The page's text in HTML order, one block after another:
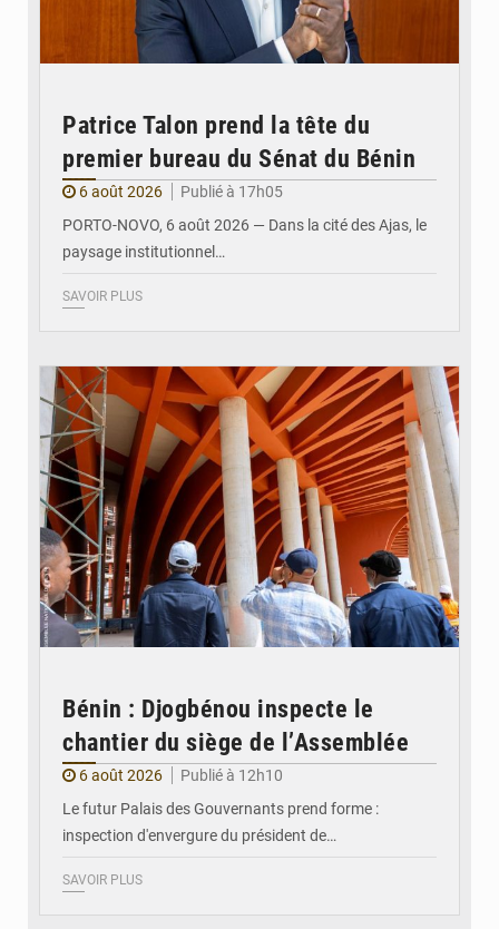
Patrice Talon prend la tête du
premier bureau du Sénat du Bénin
6 août 2026
Publié à 17h05
PORTO-NOVO, 6 août 2026 — Dans la cité des Ajas, le
paysage institutionnel…
SAVOIR PLUS
Bénin : Djogbénou inspecte le
chantier du siège de l’Assemblée
6 août 2026
Publié à 12h10
Le futur Palais des Gouvernants prend forme :
inspection d'envergure du président de…
SAVOIR PLUS